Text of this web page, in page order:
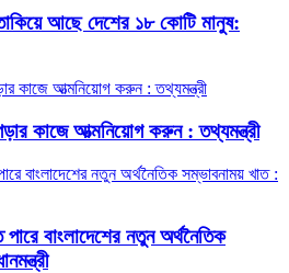
আছে দেশের ১৮ কোটি মানুষ:
কাজে আত্মনিয়োগ করুন : তথ্যমন্ত্রী
পারে বাংলাদেশের নতুন অর্থনৈতিক